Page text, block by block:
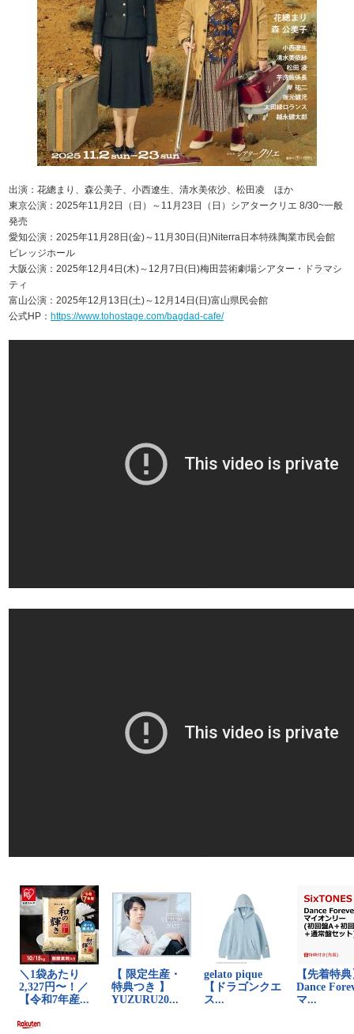
出演：花總まり、森公美子、小西遼生、清水美依沙、松田凌 ほか
東京公演：2025年11月2日（日）～11月23日（日）シアタークリエ 8/30~一般
発売
愛知公演：2025年11月28日(金)～11月30日(日)Niterra日本特殊陶業市民会館
ビレッジホール
大阪公演：2025年12月4日(木)～12月7日(日)梅田芸術劇場シアター・ドラマシ
ティ
富山公演：2025年12月13日(土)～12月14日(日)富山県民会館
公式HP：https://www.tohostage.com/bagdad-cafe/